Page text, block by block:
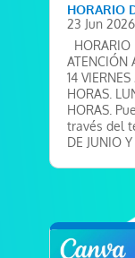
HORARIO
23 Jun 2026
HORARIO
ATENCIÓN
14
HORAS.
HORAS.
través del
DE JUNIO Y